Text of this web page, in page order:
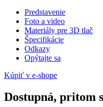
Predstavenie
Foto a video
Materiály pre 3D tlač
Špecifikácie
Odkazy
Opýtajte sa
Kúpiť v e-shope
Dostupná, pritom